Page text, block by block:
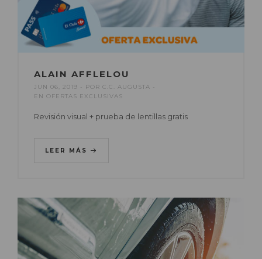
ALAIN AFFLELOU
JUN 06, 2019 POR C.C. AUGUSTA
EN OFERTAS EXCLUSIVAS
Revisión visual + prueba de lentillas gratis
LEER MÁS